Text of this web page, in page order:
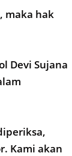
maka hak
Devi Sujana
Kami akan